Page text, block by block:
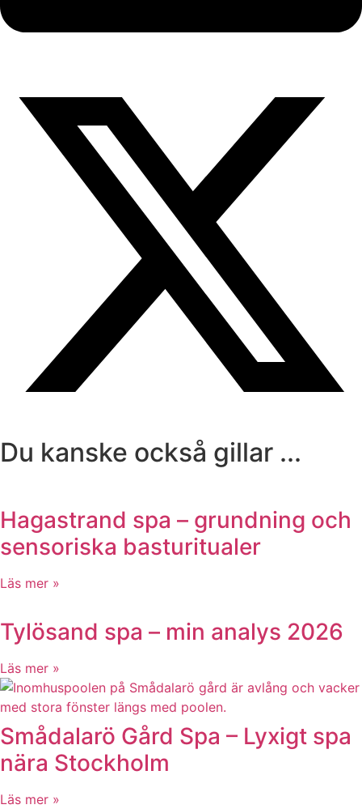
Du kanske också gillar ...
Hagastrand spa – grundning och
sensoriska basturitualer
Läs mer »
Tylösand spa – min analys 2026
Läs mer »
Smådalarö Gård Spa – Lyxigt spa
nära Stockholm
Läs mer »